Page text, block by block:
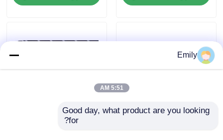
أخبار
القضايا
السواج مقفل الشبكية
Emily
5:51 AM
Good day, what product are you looking
for?